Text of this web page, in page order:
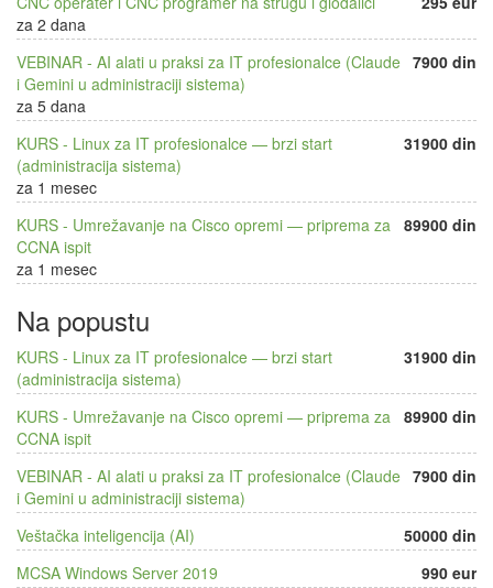
za 2 dana
7900 din
VEBINAR - AI alati u praksi za IT profesionalce (Claude
i Gemini u administraciji sistema)
za 5 dana
31900 din
KURS - Linux za IT profesionalce — brzi start
(administracija sistema)
za 1 mesec
89900 din
KURS - Umrežavanje na Cisco opremi — priprema za
CCNA ispit
za 1 mesec
Na popustu
31900 din
KURS - Linux za IT profesionalce — brzi start
(administracija sistema)
89900 din
KURS - Umrežavanje na Cisco opremi — priprema za
CCNA ispit
7900 din
VEBINAR - AI alati u praksi za IT profesionalce (Claude
i Gemini u administraciji sistema)
50000 din
Veštačka inteligencija (AI)
990 eur
MCSA Windows Server 2019